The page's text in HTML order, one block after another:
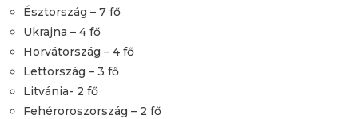
Észtország – 7 fő
Ukrajna – 4 fő
Horvátország – 4 fő
Lettország – 3 fő
Litvánia- 2 fő
Fehéroroszország – 2 fő